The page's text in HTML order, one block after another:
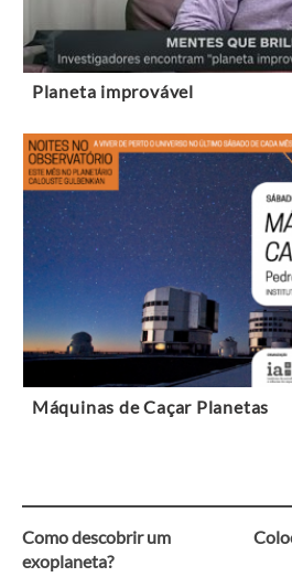
Planeta improvável
Máquinas de Caçar Planetas
Navegação
Como descobrir um
exoplaneta?